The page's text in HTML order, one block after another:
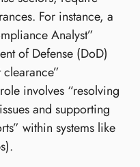
For instance, a
Analyst”
of Defense (DoD)
involves “resolving
and supporting
within systems like